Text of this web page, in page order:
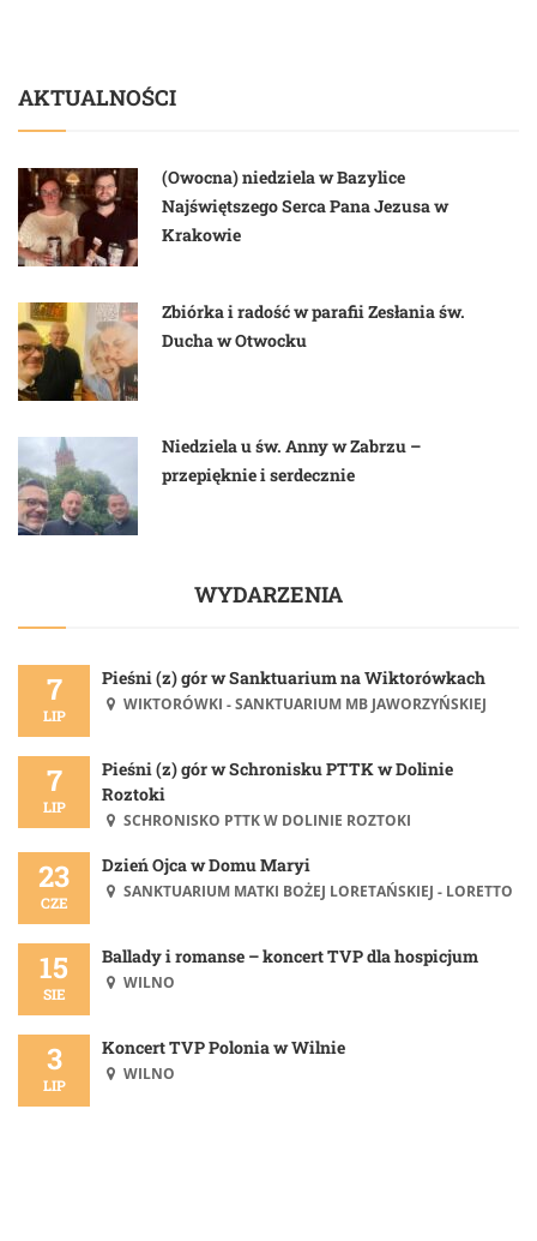
AKTUALNOŚCI
(Owocna) niedziela w Bazylice
Najświętszego Serca Pana Jezusa w
Krakowie
Zbiórka i radość w parafii Zesłania św.
Ducha w Otwocku
Niedziela u św. Anny w Zabrzu –
przepięknie i serdecznie
WYDARZENIA
7
LIP
Pieśni (z) gór w Sanktuarium na Wiktorówkach
WIKTORÓWKI - SANKTUARIUM MB JAWORZYŃSKIEJ
7
LIP
Pieśni (z) gór w Schronisku PTTK w Dolinie
Roztoki
SCHRONISKO PTTK W DOLINIE ROZTOKI
23
CZE
Dzień Ojca w Domu Maryi
SANKTUARIUM MATKI BOŻEJ LORETAŃSKIEJ - LORETTO
15
SIE
Ballady i romanse – koncert TVP dla hospicjum
WILNO
3
LIP
Koncert TVP Polonia w Wilnie
WILNO